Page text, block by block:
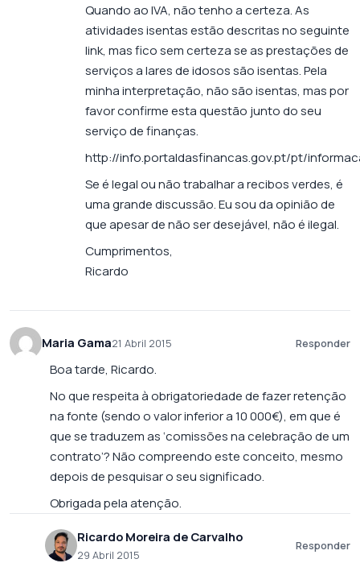
Quando ao IVA, não tenho a certeza. As
atividades isentas estão descritas no seguinte
link, mas fico sem certeza se as prestações de
serviços a lares de idosos são isentas. Pela
minha interpretação, não são isentas, mas por
favor confirme esta questão junto do seu
serviço de finanças.
http://info.portaldasfinancas.gov.pt/pt/
Se é legal ou não trabalhar a recibos verdes, é
uma grande discussão. Eu sou da opinião de
que apesar de não ser desejável, não é ilegal.
Cumprimentos,
Ricardo
Maria Gama21 Abril 2015 Responder
Boa tarde, Ricardo.
No que respeita à obrigatoriedade de fazer retenção
na fonte (sendo o valor inferior a 10 000€), em que é
que se traduzem as ‘comissões na celebração de um
contrato’? Não compreendo este conceito, mesmo
depois de pesquisar o seu significado.
Obrigada pela atenção.
Ricardo Moreira de Carvalho
29 Abril 2015
Responder